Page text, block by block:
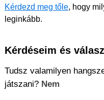
Kérdezd meg tőle, hogy
leginkább.
Kérdéseim és
Tudsz valamilyen
játszani? Nem